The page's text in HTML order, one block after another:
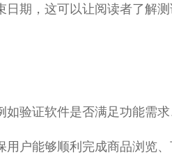
期，这可以让阅读者了解
如验证软件是否满足功能需
户能够顺利完成商品浏览、